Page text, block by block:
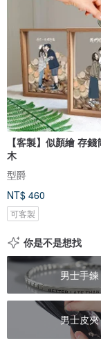
【客製】似顏繪 存
木
型爵
NT$ 460
可客製
你是不是想找
男士手鍊
男士皮夾